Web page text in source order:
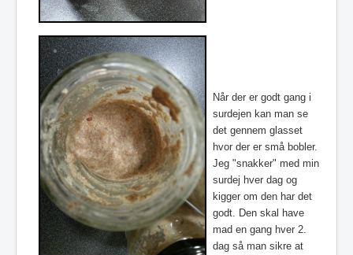
Når der er godt gang i
surdejen kan man se
det gennem glasset
hvor der er små bobler.
Jeg "snakker" med min
surdej hver dag og
kigger om den har det
godt. Den skal have
mad en gang hver 2.
dag så man sikre at